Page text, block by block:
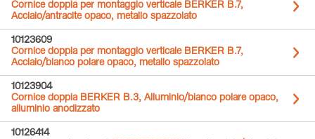
Cornice doppia per montaggio verticale BERKER B.7,
Acciaio/antracite opaco, metallo spazzolato
10123609
Cornice doppia per montaggio verticale BERKER B.7,
Acciaio/bianco polare opaco, metallo spazzolato
10123904
Cornice doppia BERKER B.3, Alluminio/bianco polare opaco,
alluminio anodizzato
10126414